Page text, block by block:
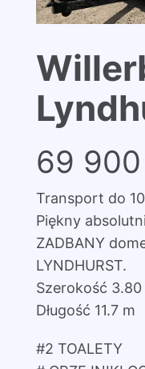
69 900
Transport do
Piękny
ZADBANY
LYNDHURST.
Szerokość 3.80
Długość 11.7 m
#2 TOALETY